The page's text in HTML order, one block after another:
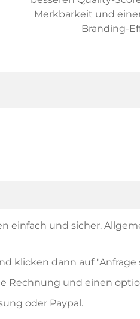
Merkbarkeit und
Branding-
einfach und sicher.
klicken dann auf "Anfrage
Rechnung und einen
oder Paypal.